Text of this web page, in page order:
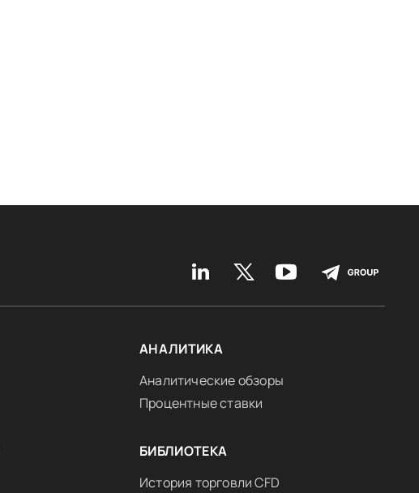
АНАЛИТИКА
Аналитические обзоры
Процентные ставки
БИБЛИОТЕКА
История торговли CFD